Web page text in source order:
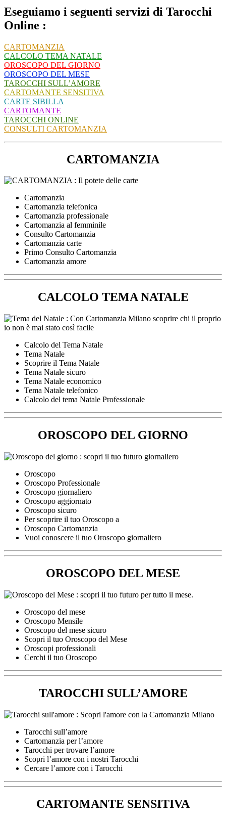
Eseguiamo i seguenti servizi di Tarocchi
Online :
CARTOMANZIA
CALCOLO TEMA NATALE
OROSCOPO DEL GIORNO
OROSCOPO DEL MESE
TAROCCHI SULL’AMORE
CARTOMANTE SENSITIVA
CARTE SIBILLA
CARTOMANTE
TAROCCHI ONLINE
CONSULTI CARTOMANZIA
CARTOMANZIA
Cartomanzia
Cartomanzia telefonica
Cartomanzia professionale
Cartomanzia al femminile
Consulto Cartomanzia
Cartomanzia carte
Primo Consulto Cartomanzia
Cartomanzia amore
CALCOLO TEMA NATALE
Calcolo del Tema Natale
Tema Natale
Scoprire il Tema Natale
Tema Natale sicuro
Tema Natale economico
Tema Natale telefonico
Calcolo del tema Natale Professionale
OROSCOPO DEL GIORNO
Oroscopo
Oroscopo Professionale
Oroscopo giornaliero
Oroscopo aggiornato
Oroscopo sicuro
Per scoprire il tuo Oroscopo a
Oroscopo Cartomanzia
Vuoi conoscere il tuo Oroscopo giornaliero
OROSCOPO DEL MESE
Oroscopo del mese
Oroscopo Mensile
Oroscopo del mese sicuro
Scopri il tuo Oroscopo del Mese
Oroscopi professionali
Cerchi il tuo Oroscopo
TAROCCHI SULL’AMORE
Tarocchi sull’amore
Cartomanzia per l’amore
Tarocchi per trovare l’amore
Scopri l’amore con i nostri Tarocchi
Cercare l’amore con i Tarocchi
CARTOMANTE SENSITIVA